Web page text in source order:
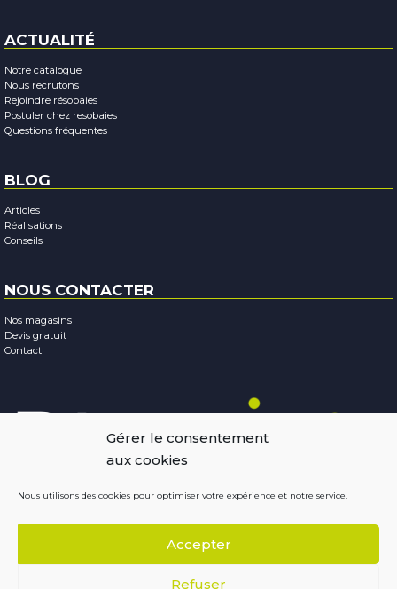
Gérer le consentement
aux cookies
Nous utilisons des cookies pour optimiser votre expérience et notre service.
Accepter
Refuser
ACTUALITÉ
Notre catalogue
Nous recrutons
Rejoindre résobaies
Postuler chez resobaies
Questions fréquentes
BLOG
Articles
Réalisations
Conseils
NOUS CONTACTER
Nos magasins
Devis gratuit
Contact